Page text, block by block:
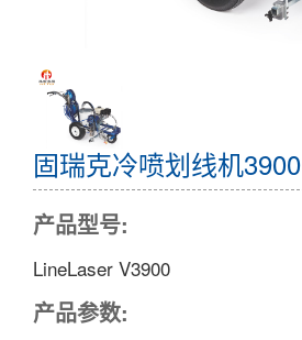
固瑞克冷喷划线机3900
产品型号:
LineLaser V3900
产品参数: